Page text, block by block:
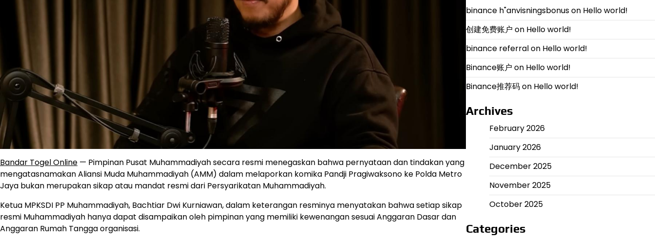
Bandar Togel Online — Pimpinan Pusat Muhammadiyah secara resmi menegaskan bahwa pernyataan dan tindakan yang
mengatasnamakan Aliansi Muda Muhammadiyah (AMM) dalam melaporkan komika Pandji Pragiwaksono ke Polda Metro
Jaya bukan merupakan sikap atau mandat resmi dari Persyarikatan Muhammadiyah.
Ketua MPKSDI PP Muhammadiyah, Bachtiar Dwi Kurniawan, dalam keterangan resminya menyatakan bahwa setiap sikap
resmi Muhammadiyah hanya dapat disampaikan oleh pimpinan yang memiliki kewenangan sesuai Anggaran Dasar dan
Anggaran Rumah Tangga organisasi.
binance h"anvisningsbonuson Hello world!
创建免费账户 on Hello world!
binance referralon Hello world!
Binance账户 on Hello world!
Binance推荐码on Hello world!
Archives
February 2026
January 2026
December 2025
November 2025
October 2025
Categories